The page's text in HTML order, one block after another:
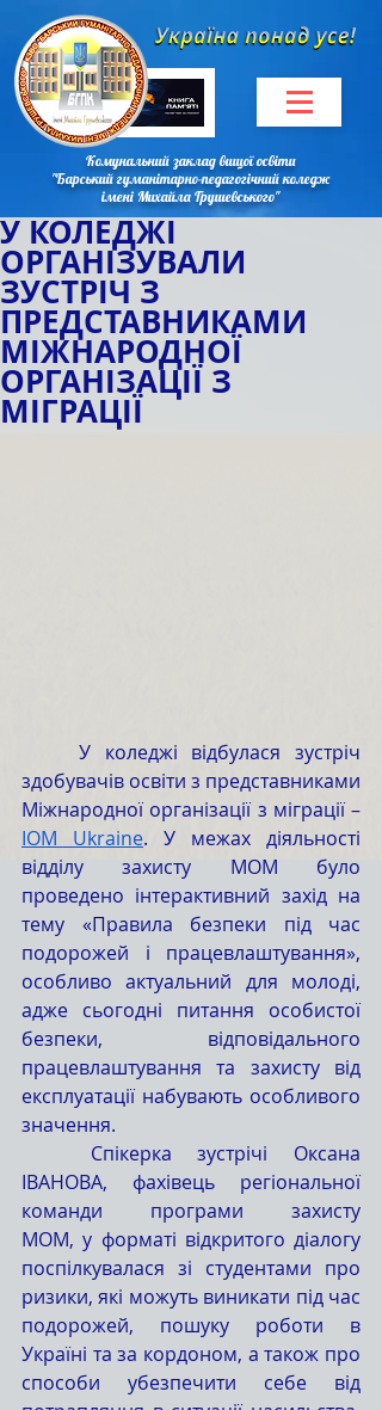
Комунальний заклад вищої освіти
"Барський гуманітарно-педагогічний коледж
імені Михайла Грушевського"
У КОЛЕДЖІ
ОРГАНІЗУВАЛИ
ЗУСТРІЧ З
ПРЕДСТАВНИКАМИ
МІЖНАРОДНОЇ
ОРГАНІЗАЦІЇ З
МІГРАЦІЇ
здобувачів освіти з представниками
IOM Ukraine. У межах діяльності
відділу захисту МОМ було
проведено інтерактивний захід на
тему «Правила безпеки під час
подорожей і працевлаштування»,
особливо актуальний для молоді,
адже сьогодні питання особистої
безпеки, відповідального
працевлаштування та захисту від
експлуатації набувають особливого
значення.
ІВАНОВА, фахівець регіональної
команди програми захисту
МОМ, у форматі відкритого діалогу
поспілкувалася зі студентами про
ризики, які можуть виникати під час
подорожей, пошуку роботи в
Україні та за кордоном, а також про
способи убезпечити себе від